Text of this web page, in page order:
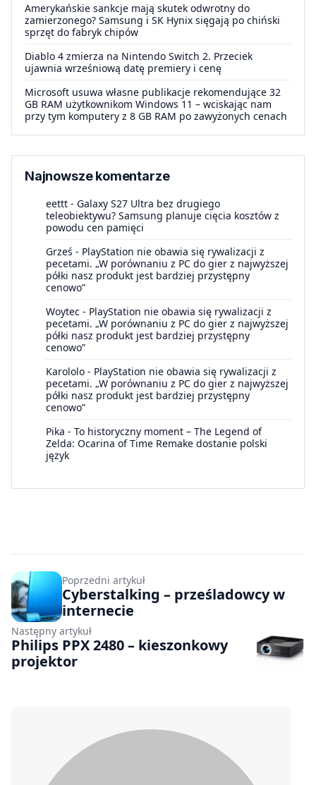
Amerykańskie sankcje mają skutek odwrotny do
zamierzonego? Samsung i SK Hynix sięgają po chiński
sprzęt do fabryk chipów
Diablo 4 zmierza na Nintendo Switch 2. Przeciek
ujawnia wrześniową datę premiery i cenę
Microsoft usuwa własne publikacje rekomendujące 32
GB RAM użytkownikom Windows 11 – wciskając nam
przy tym komputery z 8 GB RAM po zawyżonych cenach
Najnowsze komentarze
eettt - Galaxy S27 Ultra bez drugiego
teleobiektywu? Samsung planuje cięcia kosztów z
powodu cen pamięci
Grześ - PlayStation nie obawia się rywalizacji z
pecetami. „W porównaniu z PC do gier z najwyższej
półki nasz produkt jest bardziej przystępny
cenowo”
Woytec - PlayStation nie obawia się rywalizacji z
pecetami. „W porównaniu z PC do gier z najwyższej
półki nasz produkt jest bardziej przystępny
cenowo”
Karololo - PlayStation nie obawia się rywalizacji z
pecetami. „W porównaniu z PC do gier z najwyższej
półki nasz produkt jest bardziej przystępny
cenowo”
Pika - To historyczny moment – The Legend of
Zelda: Ocarina of Time Remake dostanie polski
język
Poprzedni artykuł
Cyberstalking – prześladowcy w
internecie
Następny artykuł
Philips PPX 2480 – kieszonkowy
projektor